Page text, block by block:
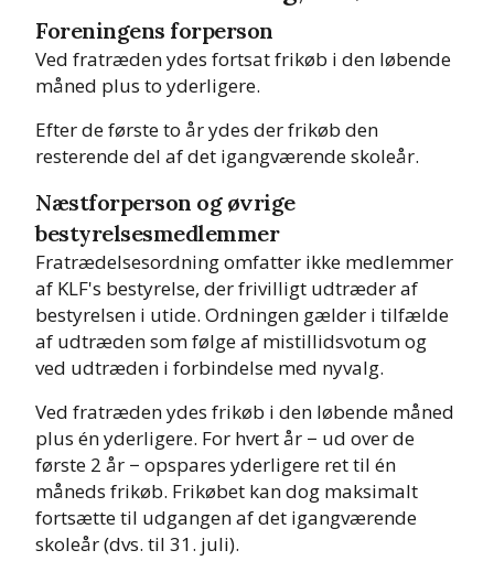
Foreningens forperson
Ved fratræden ydes fortsat frikøb i den løbende
måned plus to yderligere.
Efter de første to år ydes der frikøb den
resterende del af det igangværende skoleår.
Næstforperson og øvrige
bestyrelsesmedlemmer
Fratrædelsesordning omfatter ikke medlemmer
af KLF's bestyrelse, der frivilligt udtræder af
bestyrelsen i utide. Ordningen gælder i tilfælde
af udtræden som følge af mistillidsvotum og
ved udtræden i forbindelse med nyvalg.
Ved fratræden ydes frikøb i den løbende måned
plus én yderligere. For hvert år − ud over de
første 2 år − opspares yderligere ret til én
måneds frikøb. Frikøbet kan dog maksimalt
fortsætte til udgangen af det igangværende
skoleår (dvs. til 31. juli).